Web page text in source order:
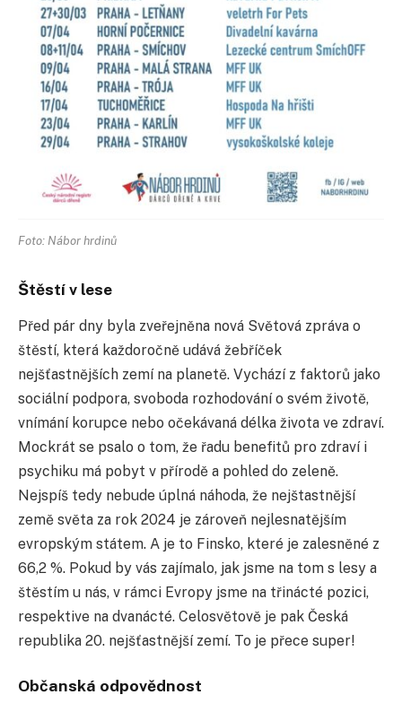
Foto: Nábor hrdinů
Štěstí v lese
Před pár dny byla zveřejněna nová Světová zpráva o
štěstí, která každoročně udává žebříček
nejšťastnějších zemí na planetě. Vychází z faktorů jako
sociální podpora, svoboda rozhodování o svém životě,
vnímání korupce nebo očekávaná délka života ve zdraví.
Mockrát se psalo o tom, že řadu benefitů pro zdraví i
psychiku má pobyt v přírodě a pohled do zeleně.
Nejspíš tedy nebude úplná náhoda, že nejštastnější
země světa za rok 2024 je zároveň nejlesnatějším
evropským státem. A je to Finsko, které je zalesněné z
66,2 %. Pokud by vás zajímalo, jak jsme na tom s lesy a
štěstím u nás, v rámci Evropy jsme na třinácté pozici,
respektive na dvanácté. Celosvětově je pak Česká
republika 20. nejšťastnější zemí. To je přece super!
Občanská odpovědnost